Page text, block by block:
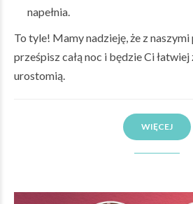
napełnia.
To tyle! Mamy nadzieję, że z
prześpisz całą noc i będzie Ci
urostomią.
WIĘCEJ